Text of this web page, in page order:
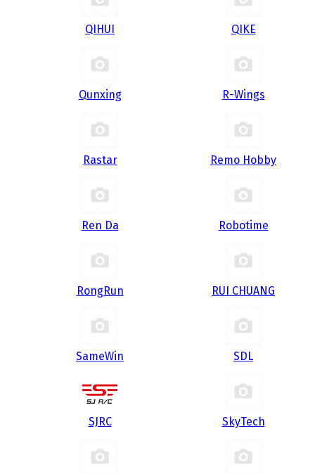
QIHUI QIKE
Qunxing R-Wings
Rastar Remo Hobby
Ren Da Robotime
RongRun RUI CHUANG
SameWin SDL
SJRC SkyTech